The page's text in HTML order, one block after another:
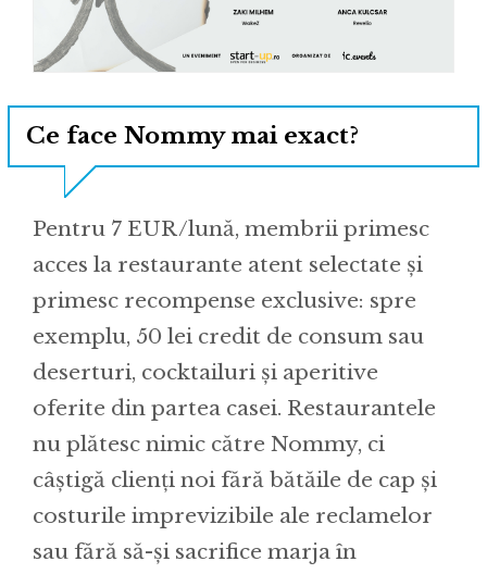
Ce face Nommy mai exact?
Pentru 7 EUR/lună, membrii primesc
acces la restaurante atent selectate și
primesc recompense exclusive: spre
exemplu, 50 lei credit de consum sau
deserturi, cocktailuri și aperitive
oferite din partea casei. Restaurantele
nu plătesc nimic către Nommy, ci
câștigă clienți noi fără bătăile de cap și
costurile imprevizibile ale reclamelor
sau fără să-și sacrifice marja în